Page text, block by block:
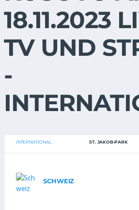
18.11.2023
TV UND
-
INTERNATIONAL ST. JAKOB-PARK
SCHWEIZ